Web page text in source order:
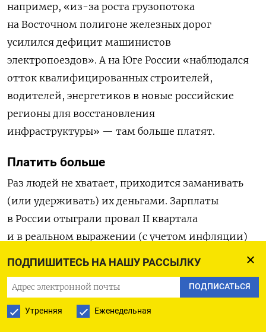
ПОДПИШИТЕСЬ НА НАШУ РАССЫЛКУ
ПОДПИСАТЬСЯ
Утренняя Еженедельная
например, «из-за роста грузопотока
на Восточном полигоне железных дорог
усилился дефицит машинистов
электропоездов». А на Юге России «наблюдался
отток квалифицированных строителей,
водителей, энергетиков в новые российские
регионы для восстановления
инфраструктуры» — там больше платят.
Платить больше
Раз людей не хватает, приходится заманивать
(или удерживать) их деньгами. Зарплаты
в России отыграли провал II квартала
и в реальном выражении (с учетом инфляции)
в ноябре 2021 г., 13,3%). Согласно опросу ЦБ,
в прошлом году 82% предприятий повысили